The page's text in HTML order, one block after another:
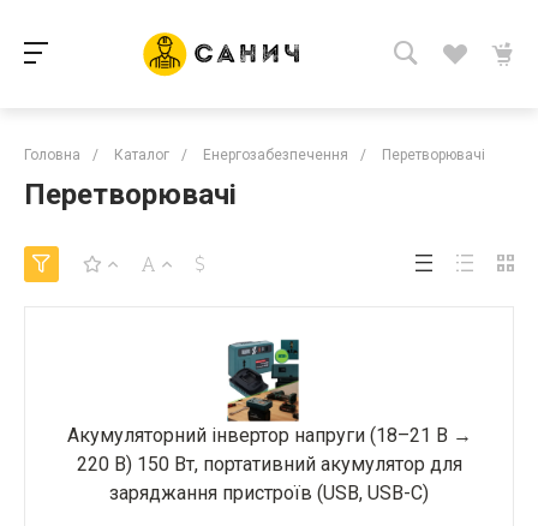
Головна / Каталог / Енергозабезпечення / Перетворювачі
Перетворювачі
Акумуляторний інвертор напруги (18–21 В →
220 В) 150 Вт, портативний акумулятор для
заряджання пристроїв (USB, USB-C)